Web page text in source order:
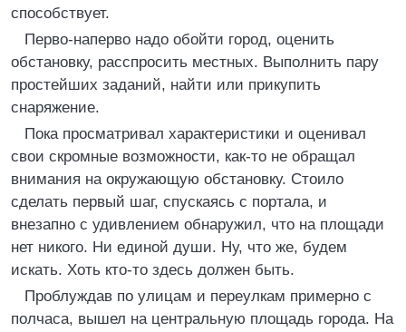
способствует.
Перво-наперво надо обойти город, оценить
обстановку, расспросить местных. Выполнить пару
простейших заданий, найти или прикупить
снаряжение.
Пока просматривал характеристики и оценивал
свои скромные возможности, как-то не обращал
внимания на окружающую обстановку. Стоило
сделать первый шаг, спускаясь с портала, и
внезапно с удивлением обнаружил, что на площади
нет никого. Ни единой души. Ну, что же, будем
искать. Хоть кто-то здесь должен быть.
Проблуждав по улицам и переулкам примерно с
полчаса, вышел на центральную площадь города. На